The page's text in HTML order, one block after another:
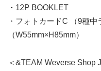
・12P BOOKLET
・フォトカードC （9種中
（W55mm×H85mm）
＜&TEAM Weverse Shop